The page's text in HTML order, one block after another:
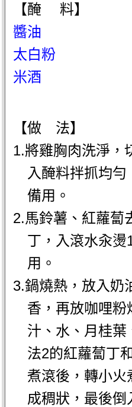
【醃 料】
醬油
太白粉
米酒
【做 法】
1.將雞胸肉洗淨，
入醃料拌抓均
備用。
2.馬鈴薯、紅蘿蔔
丁，入滾水汆燙
用。
3.鍋燒熱，放入奶
香，再放咖哩粉
汁、水、月桂葉
法2的紅蘿蔔丁
煮滾後，轉小火
成稠狀，最後倒